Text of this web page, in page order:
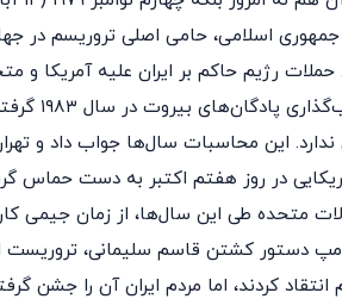
قرن است که جمهوری اسلامی، حامی اصلی
حملات رژیم حاکم بر ایران علیه
این محاسبات سال‌ها جواب داد و
طی این سال‌ها، از زمان جیمی
کردند، اما این روند سرانجام در سال ۲۰۲۰، زمانی که ترامپ